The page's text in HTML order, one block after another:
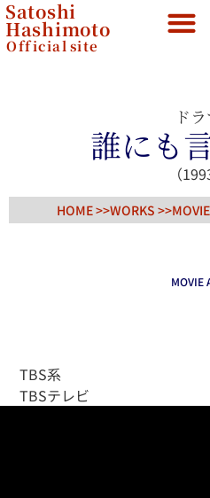
Satoshi
Hashimoto
Official site
ド
誰にも
（
HOME >>WORKS >>
MOVIE
TBS系
TBSテレビ